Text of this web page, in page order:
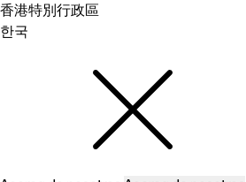
香港特別行政區
한국